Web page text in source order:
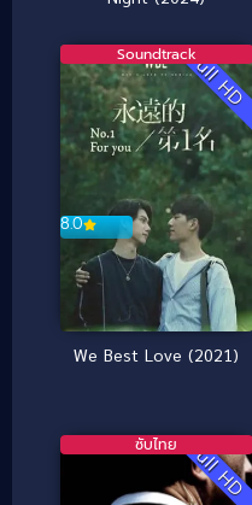
Full HD
8.0
Soundtrack
We Best Love (2021)
Full HD
ซับไทย